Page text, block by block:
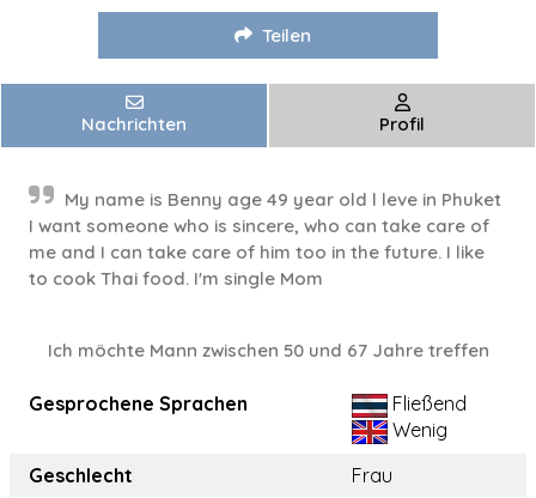
Teilen
Nachrichten Profil
My name is Benny age 49 year old l leve in Phuket
I want someone who is sincere, who can take care of
me and I can take care of him too in the future. I like
to cook Thai food. I'm single Mom
Ich möchte Mann zwischen 50 und 67 Jahre treffen
Gesprochene Sprachen
Fließend
Wenig
Geschlecht
Frau